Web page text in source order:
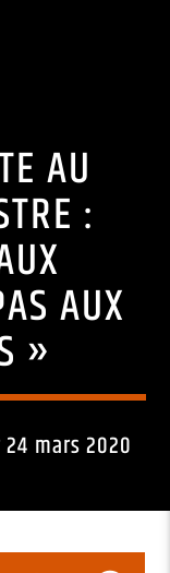
AU
:
AUX
»
mars 2020